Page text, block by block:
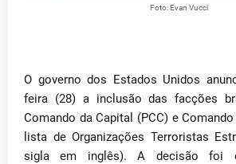
Foto: Evan Vucci
O governo dos Estados Unidos
feira (28) a inclusão das facções
Comando da Capital (PCC) e
lista de Organizações Terroristas
sigla em inglês). A decisão foi